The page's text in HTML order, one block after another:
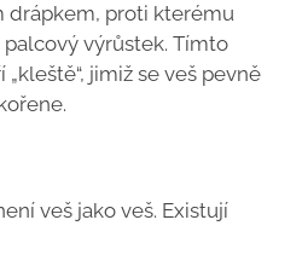
drápkem, proti kterému
výrůstek. Tímto
jimiž se veš pevně
veš jako veš. Existují